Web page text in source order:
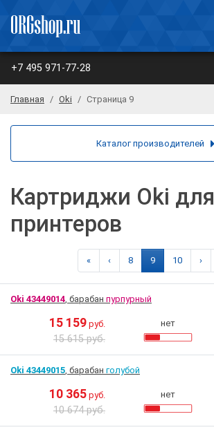
+7 495 971-77-28
Главная Oki Страница 9
Картриджи Oki для
принтеров
« ‹ 8 9 10 ›
Oki 43449014, барабан пурпурный
15 159 руб.
15 615 руб.
нет
Oki 43449015, барабан голубой
10 365 руб.
10 674 руб.
нет